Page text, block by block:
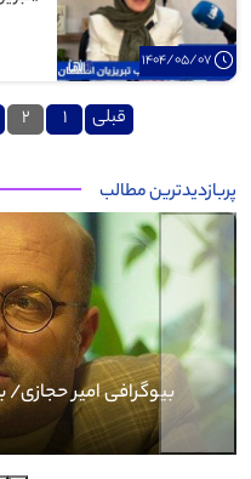
1404/05/07
صفحه‌بندی
نوشته‌ها
قبلی 1
2
پربازدیدترین مطالب
Previous